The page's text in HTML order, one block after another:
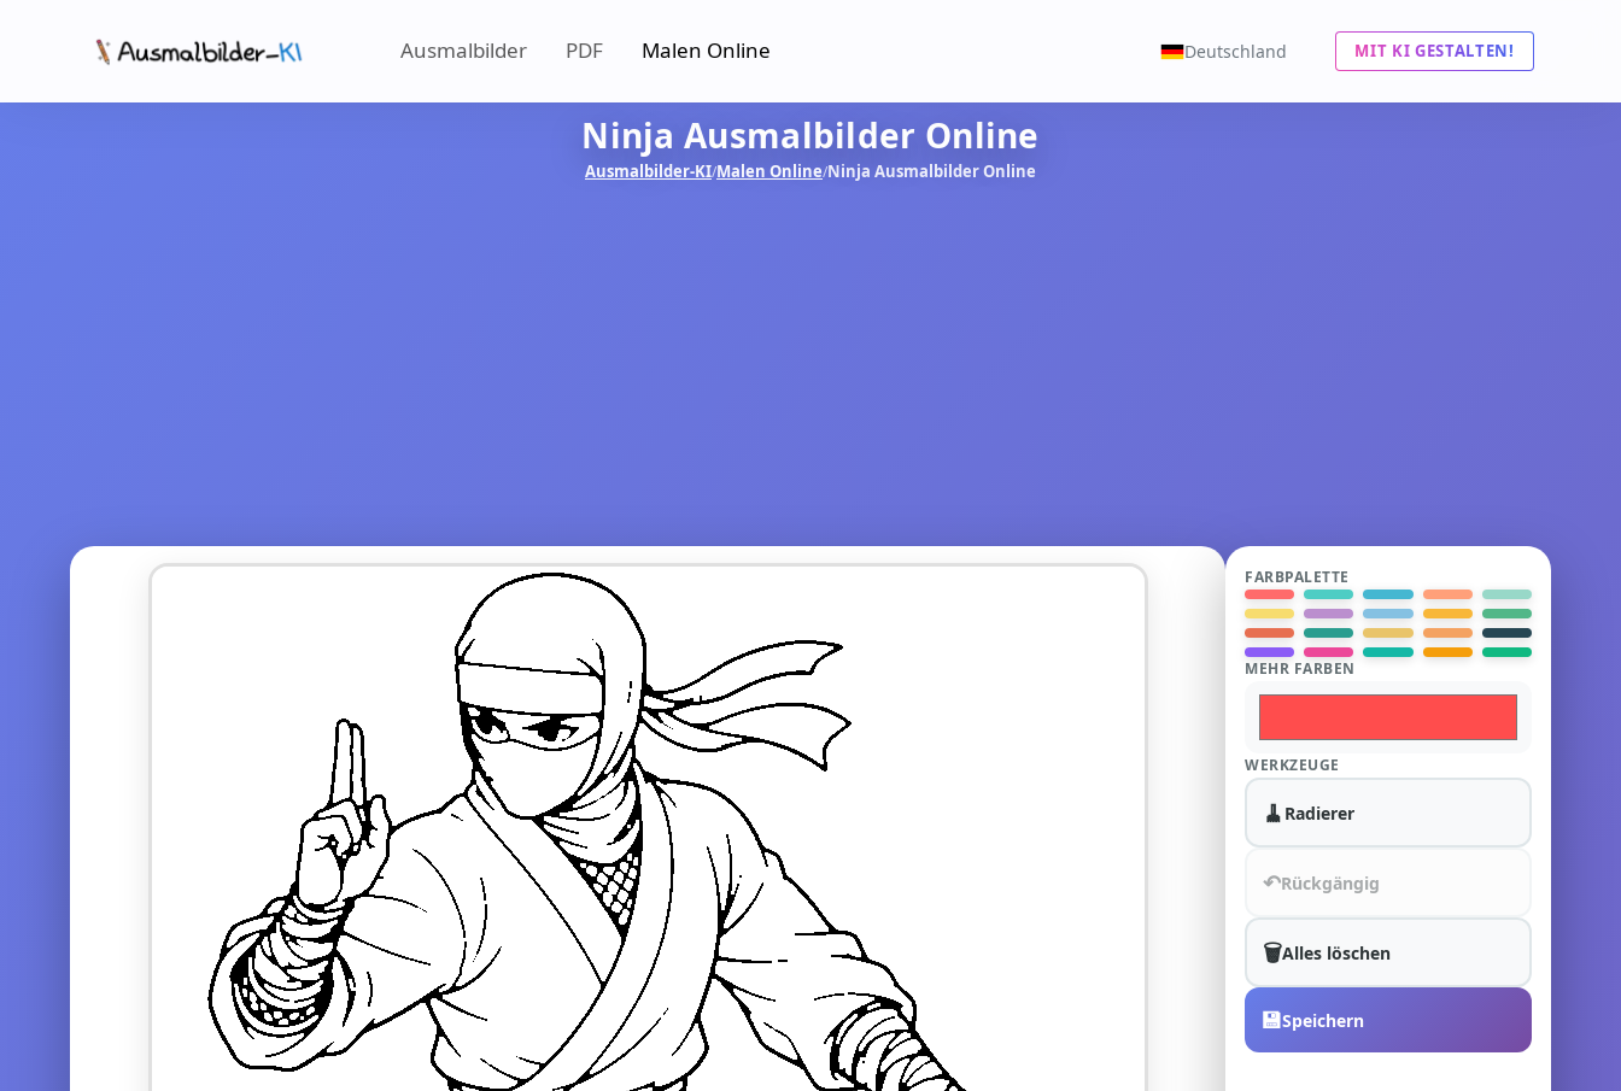
Ausmalbilder PDF Malen Online Deutschland MIT KI GESTALTEN!
Ninja Ausmalbilder Online
Ausmalbilder-KI/Malen Online/Ninja Ausmalbilder Online
FARBPALETTE
MEHR FARBEN
WERKZEUGE
🧹 Radierer
↶Rückgängig
🗑️Alles löschen
💾Speichern